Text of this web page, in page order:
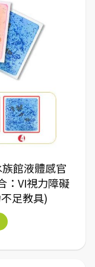
館液體感官
：VI視力障礙
足教具)